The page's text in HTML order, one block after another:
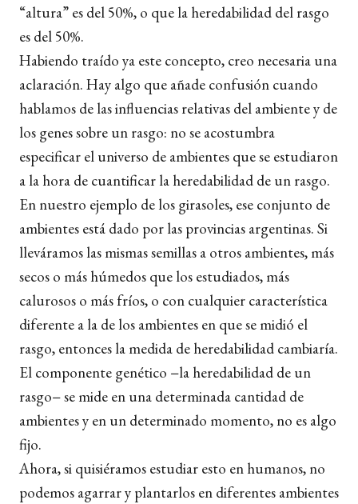
“altura” es del 50%, o que la heredabilidad del rasgo
es del 50%.
Habiendo traído ya este concepto, creo necesaria una
aclaración. Hay algo que añade confusión cuando
hablamos de las influencias relativas del ambiente y de
los genes sobre un rasgo: no se acostumbra
especificar el universo de ambientes que se estudiaron
a la hora de cuantificar la heredabilidad de un rasgo.
En nuestro ejemplo de los girasoles, ese conjunto de
ambientes está dado por las provincias argentinas. Si
lleváramos las mismas semillas a otros ambientes, más
secos o más húmedos que los estudiados, más
calurosos o más fríos, o con cualquier característica
diferente a la de los ambientes en que se midió el
rasgo, entonces la medida de heredabilidad cambiaría.
El componente genético −la heredabilidad de un
rasgo− se mide en una determinada cantidad de
ambientes y en un determinado momento, no es algo
fijo.
Ahora, si quisiéramos estudiar esto en humanos, no
podemos agarrar y plantarlos en diferentes ambientes